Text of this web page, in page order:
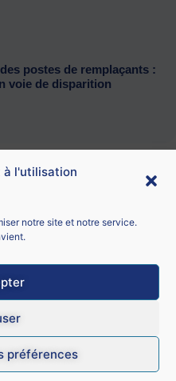
à l'utilisation
notre site et notre service.
préférences
postes de remplaçants :
voie de disparition
Orléans-Tours
Sand
légales